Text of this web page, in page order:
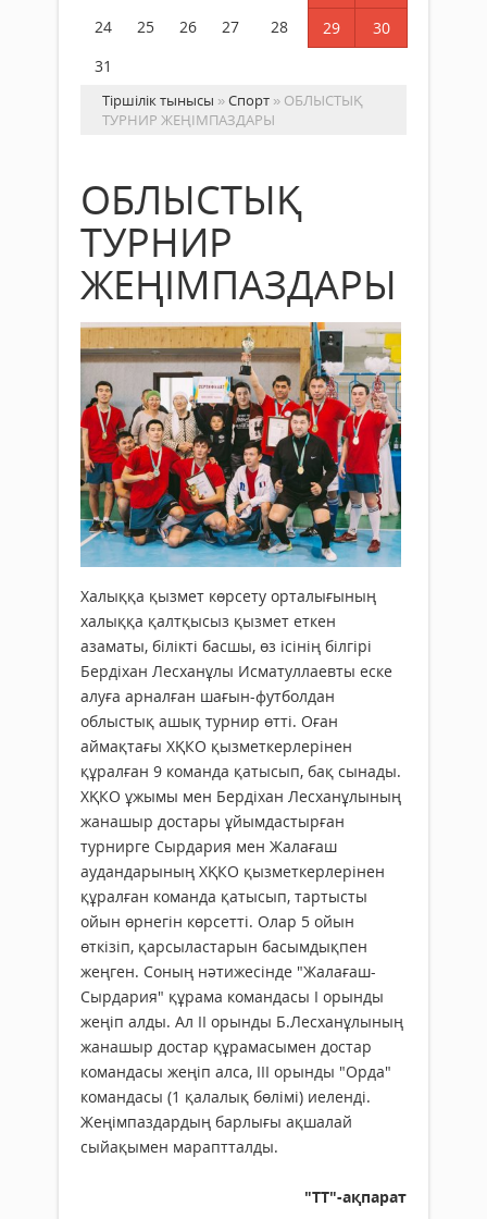
24
25 26 27 28 29
30
31
Тіршілік тынысы »Спорт » ОБЛЫСТЫҚ
ТУРНИР ЖЕҢІМПАЗДАРЫ
ОБЛЫСТЫҚ
ТУРНИР
ЖЕҢІМПАЗДАРЫ
Халыққа қызмет көрсету орталығының
халыққа қалтқысыз қызмет еткен
азаматы, білікті басшы, өз ісінің білгірі
Бердіхан Лесханұлы Исматуллаевты еске
алуға арналған шағын-футболдан
облыстық ашық турнир өтті. Оған
аймақтағы ХҚКО қызметкерлерінен
құралған 9 команда қатысып, бақ сынады.
ХҚКО ұжымы мен Бердіхан Лесханұлының
жанашыр достары ұйымдастырған
турнирге Сырдария мен Жалағаш
аудандарының ХҚКО қызметкерлерінен
құралған команда қатысып, тартысты
ойын өрнегін көрсетті. Олар 5 ойын
өткізіп, қарсыластарын басымдықпен
жеңген. Соның нәтижесінде "Жалағаш-
Сырдария" құрама командасы I орынды
жеңіп алды. Ал II орынды Б.Лесханұлының
жанашыр достар құрамасымен достар
командасы жеңіп алса, III орынды "Орда"
командасы (1 қалалық бөлімі) иеленді.
Жеңімпаздардың барлығы ақшалай
сыйақымен мараптталды.
"ТТ"-ақпарат